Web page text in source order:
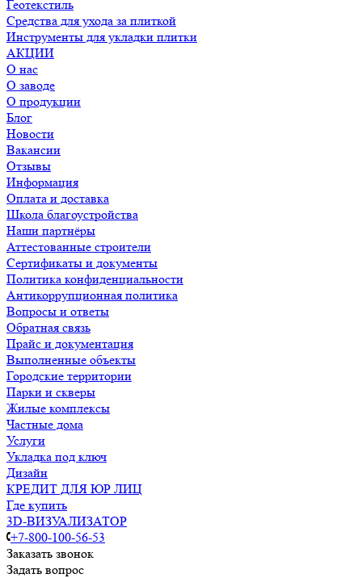
Геотекстиль
Средства для ухода за плиткой
Инструменты для укладки плитки
АКЦИИ
О нас
О заводе
О продукции
Блог
Новости
Вакансии
Отзывы
Информация
Оплата и доставка
Школа благоустройства
Наши партнёры
Аттестованные строители
Сертификаты и документы
Политика конфиденциальности
Антикоррупционная политика
Вопросы и ответы
Обратная связь
Прайс и документация
Выполненные объекты
Городские территории
Парки и скверы
Жилые комплексы
Частные дома
Услуги
Укладка под ключ
Дизайн
КРЕДИТ ДЛЯ ЮР ЛИЦ
Где купить
3D-ВИЗУАЛИЗАТОР
+7-800-100-56-53
Заказать звонок
Задать вопрос